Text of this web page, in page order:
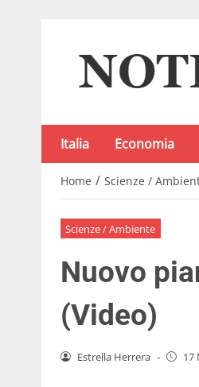
Italia Economia
Home / Scienze /
Scienze / Ambiente
Nuovo
(Video)
Estrella Herrera - 17